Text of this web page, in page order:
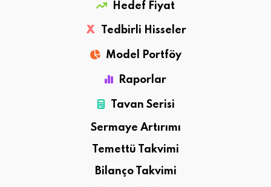
Hedef Fiyat
X Tedbirli Hisseler
Model Portföy
Raporlar
Tavan Serisi
Sermaye Artırımı
Temettü Takvimi
Bilanço Takvimi